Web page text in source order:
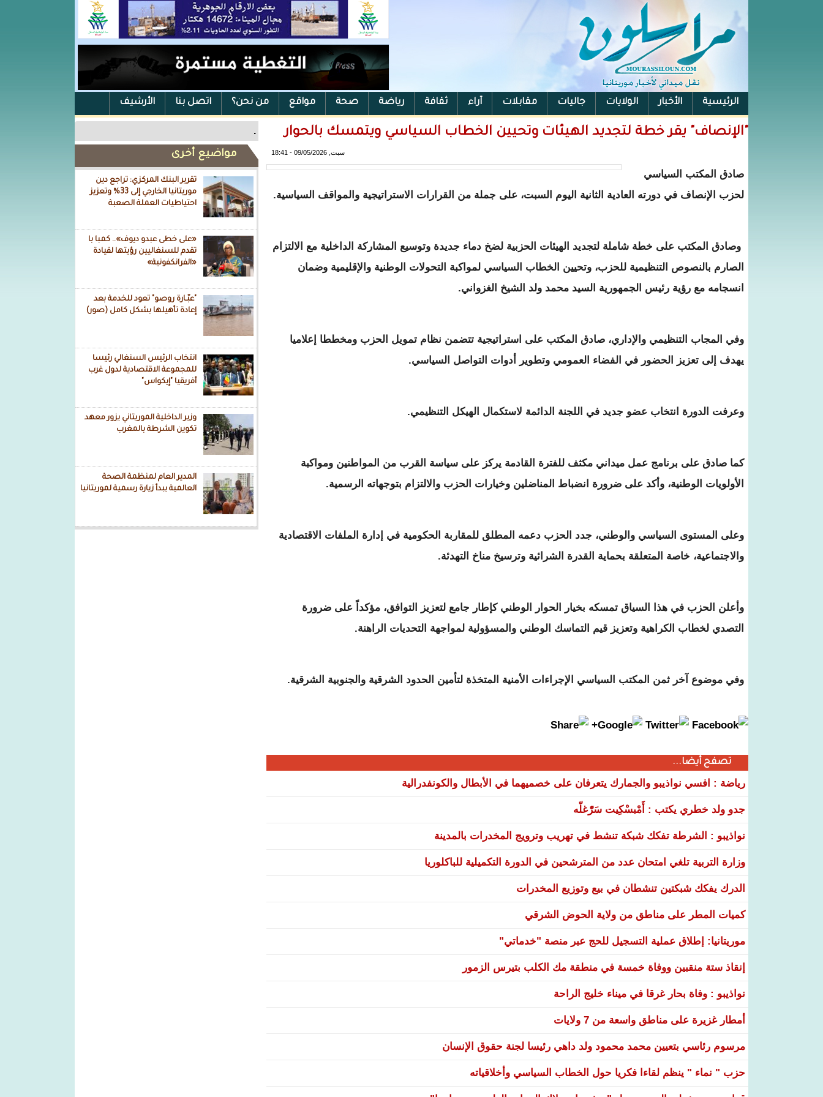
الرئيسية الأخبار الولايات جاليات مقابلات آراء ثقافة رياضة صحة مواقع من نحن؟ اتصل بنا الأرشيف
الفيس بوك .
مواضيع أخرى
تقرير البنك المركزي: تراجع دين
موريتانيا الخارجي إلى 33% وتعزيز
احتياطيات العملة الصعبة
«على خطى عبدو ديوف».. كمبا با
تقدم للسنغاليين رؤيتها لقيادة
«الفرانكفونية»
"عبّـارة روصو" تعود للخدمة بعد
إعادة تأهيلها بشكل كامل (صور)
انتخاب الرئيس السنغالي رئيسا
للمجموعة الاقتصادية لدول غرب
أفريقيا "إيكواس"
وزير الداخلية الموريتاني يزور معهد
تكوين الشرطة بالمغرب
المدير العام لمنظمة الصحة
العالمية يبدأ زيارة رسمية لموريتانيا
"الإنصاف" يقر خطة لتجديد الهيئات وتحيين الخطاب السياسي ويتمسك بالحوار
سبت, 09/05/2026 - 18:41
صادق المكتب السياسي
لحزب الإنصاف في دورته العادية الثانية اليوم السبت، على جملة من القرارات الاستراتيجية والمواقف السياسية.
وصادق المكتب على خطة شاملة لتجديد الهيئات الحزبية لضخ دماء جديدة وتوسيع المشاركة الداخلية مع الالتزام
الصارم بالنصوص التنظيمية للحزب، وتحيين الخطاب السياسي لمواكبة التحولات الوطنية والإقليمية وضمان
انسجامه مع رؤية رئيس الجمهورية السيد محمد ولد الشيخ الغزواني.
وفي المجاب التنظيمي والإداري، صادق المكتب على استراتيجية تتضمن نظام تمويل الحزب ومخططا إعلاميا
يهدف إلى تعزيز الحضور في الفضاء العمومي وتطوير أدوات التواصل السياسي.
وعرفت الدورة انتخاب عضو جديد في اللجنة الدائمة لاستكمال الهيكل التنظيمي.
كما صادق على برنامج عمل ميداني مكثف للفترة القادمة يركز على سياسة القرب من المواطنين ومواكبة
الأولويات الوطنية، وأكد على ضرورة انضباط المناضلين وخيارات الحزب والالتزام بتوجهاته الرسمية.
وعلى المستوى السياسي والوطني، جدد الحزب دعمه المطلق للمقاربة الحكومية في إدارة الملفات الاقتصادية
والاجتماعية، خاصة المتعلقة بحماية القدرة الشرائية وترسيخ مناخ التهدئة.
وأعلن الحزب في هذا السياق تمسكه بخيار الحوار الوطني كإطار جامع لتعزيز التوافق، مؤكداً على ضرورة
التصدي لخطاب الكراهية وتعزيز قيم التماسك الوطني والمسؤولية لمواجهة التحديات الراهنة.
وفي موضوع آخر ثمن المكتب السياسي الإجراءات الأمنية المتخذة لتأمين الحدود الشرقية والجنوبية الشرقية.
تصفح أيضا...
رياضة : افسي نواذيبو والجمارك يتعرفان على خصميهما في الأبطال والكونفدرالية
جدو ولد خطري يكتب : أَمْبسْكِيت سَرّْغلّه
نواذيبو : الشرطة تفكك شبكة تنشط في تهريب وترويج المخدرات بالمدينة
وزارة التربية تلغي امتحان عدد من المترشحين في الدورة التكميلية للباكلوريا
الدرك يفكك شبكتين تنشطان في بيع وتوزيع المخدرات
كميات المطر على مناطق من ولاية الحوض الشرقي
موريتانيا: إطلاق عملية التسجيل للحج عبر منصة "خدماتي"
إنقاذ ستة منقبين ووفاة خمسة في منطقة مك الكلب بتيرس الزمور
نواذيبو : وفاة بحار غرقا في ميناء خليج الراحة
أمطار غزيرة على مناطق واسعة من 7 ولايات
مرسوم رئاسي بتعيين محمد محمود ولد داهي رئيسا لجنة حقوق الإنسان
حزب " نماء " ينظم لقاءا فكريا حول الخطاب السياسي وأخلاقياته